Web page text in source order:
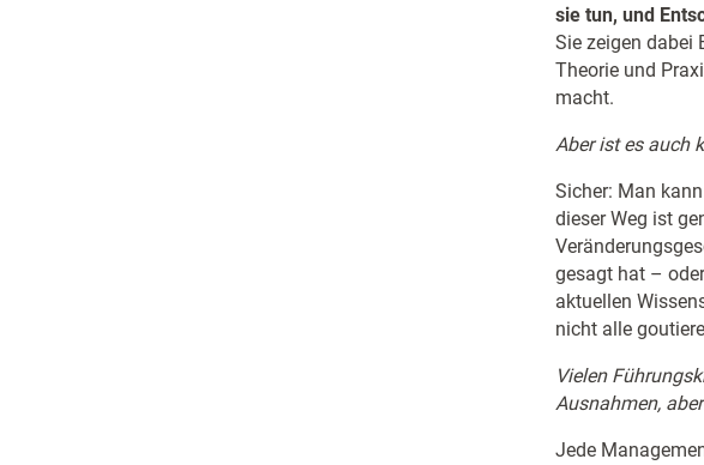
sie tun, und
Sie zeigen dabei
Theorie und
macht.
Aber ist es auch
Sicher: Man
dieser Weg ist
gesagt hat –
aktuellen
nicht alle
Vielen
Ausnahmen,
Jede